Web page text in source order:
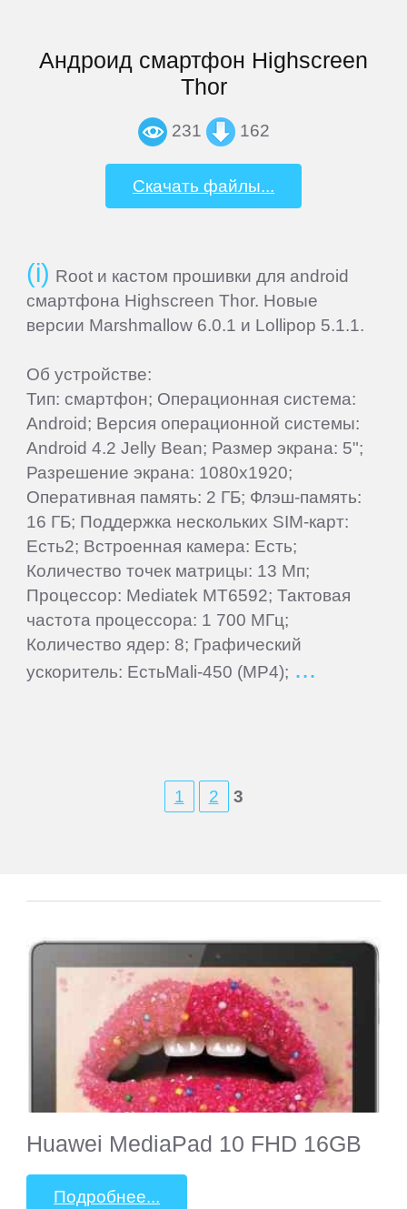
Андроид смартфон Highscreen
Thor
231 162
Скачать файлы...
Root и кастом прошивки для android
смартфона Highscreen Thor. Новые
версии Marshmallow 6.0.1 и Lollipop 5.1.1.
Об устройстве:
Тип: смартфон; Операционная система:
Android; Версия операционной системы:
Android 4.2 Jelly Bean; Размер экрана: 5";
Разрешение экрана: 1080x1920;
Оперативная память: 2 ГБ; Флэш-память:
16 ГБ; Поддержка нескольких SIM-карт:
Есть2; Встроенная камера: Есть;
Количество точек матрицы: 13 Мп;
Процессор: Mediatek MT6592; Тактовая
частота процессора: 1 700 МГц;
Количество ядер: 8; Графический
ускоритель: ЕстьMali-450 (MP4);
1 2 3
Huawei MediaPad 10 FHD 16GB
Подробнее...
СМАРТФОНЫ
Ark
BenQ
BlackBerry
Blackview
BQ
BQ-
Doogee
Elephone
Fly